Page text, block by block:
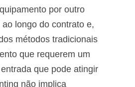
por outro
longo do contrato e,
métodos tradicionais
que requerem um
que pode atingir
não implica